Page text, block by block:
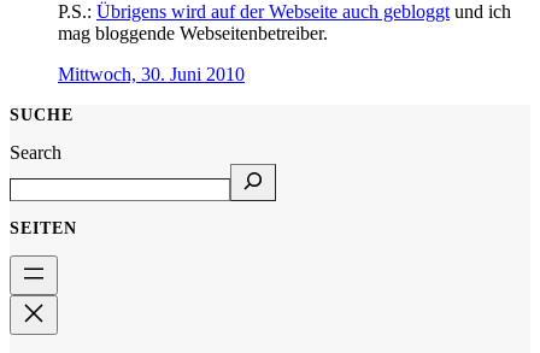
P.S.: Übrigens wird auf der Webseite auch gebloggt und ich
mag bloggende Webseitenbetreiber.
Mittwoch, 30. Juni 2010
SUCHE
Search
SEITEN